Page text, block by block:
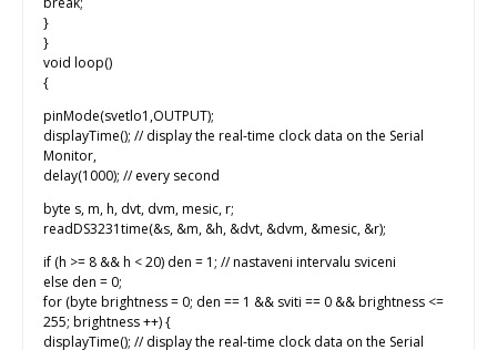
}
}
void loop()
{
pinMode(svetlo1,OUTPUT);
displayTime(); // display the real-time clock data on the Serial
Monitor,
delay(1000); // every second
byte s, m, h, dvt, dvm, mesic, r;
readDS3231time(&s, &m, &h, &dvt, &dvm, &mesic, &r);
if (h >= 8 && h < 20) den = 1; // nastaveni intervalu sviceni
else den = 0;
for (byte brightness = 0; den == 1 && sviti == 0 && brightness <=
255; brightness ++) {
displayTime(); // display the real-time clock data on the Serial